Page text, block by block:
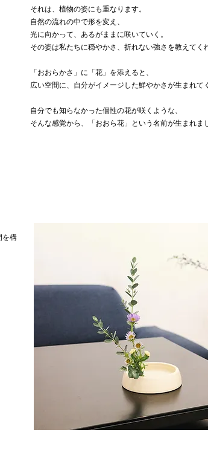
それは、植物の姿にも重なります。
自然の流れの中で形を変え、
光に向かって、あるがままに咲いていく。
その姿は私たちに穏やかさ、折れない強さを教えてく
「おおらかさ」に「花」を添えると、
広い空間に、自分がイメージした鮮やかさが生まれて
自分でも知らなかった個性の花が咲くような、
そんな感覚から、「おおら花」という名前が生まれま
を構